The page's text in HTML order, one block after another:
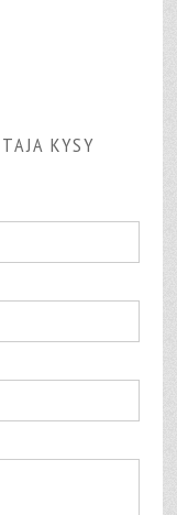
KYSY